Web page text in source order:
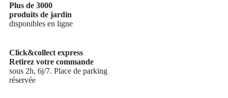
Plus de 3000
produits de jardin
disponibles en ligne
Click&collect express
Retirez votre commande
sous 2h, 6j/7. Place de parking
réservée